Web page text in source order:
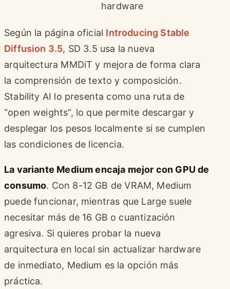
hardware
Según la página oficial Introducing Stable
Diffusion 3.5, SD 3.5 usa la nueva
arquitectura MMDiT y mejora de forma clara
la comprensión de texto y composición.
Stability AI lo presenta como una ruta de
“open weights”, lo que permite descargar y
desplegar los pesos localmente si se cumplen
las condiciones de licencia.
La variante Medium encaja mejor con GPU de
consumo. Con 8-12 GB de VRAM, Medium
puede funcionar, mientras que Large suele
necesitar más de 16 GB o cuantización
agresiva. Si quieres probar la nueva
arquitectura en local sin actualizar hardware
de inmediato, Medium es la opción más
práctica.